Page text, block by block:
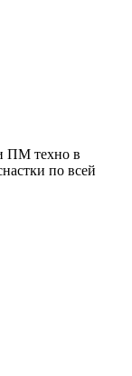
ПМ техно в
по всей